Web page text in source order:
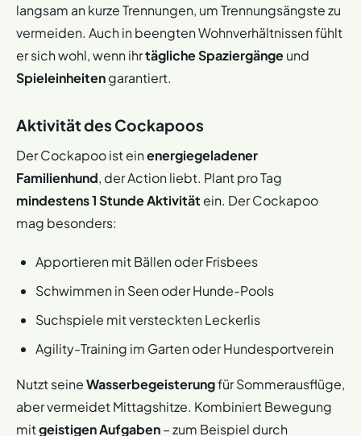
langsam an kurze Trennungen, um Trennungsängste zu
vermeiden. Auch in beengten Wohnverhältnissen fühlt
er sich wohl, wenn ihrtägliche Spaziergängeund
Spieleinheitengarantiert.
Aktivität des Cockapoos
Der Cockapoo ist einenergiegeladener
Familienhund, der Action liebt. Plant pro Tag
mindestens 1 Stunde Aktivität ein. Der Cockapoo
mag besonders:
Apportieren mit Bällen oder Frisbees
Schwimmen in Seen oder Hunde-Pools
Suchspiele mit versteckten Leckerlis
Agility-Training im Garten oder Hundesportverein
Nutzt seineWasserbegeisterungfür Sommerausflüge,
aber vermeidet Mittagshitze. Kombiniert Bewegung
mitgeistigen Aufgaben– zum Beispiel durch